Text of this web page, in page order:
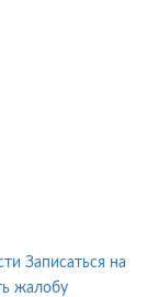
Записаться на
жалобу